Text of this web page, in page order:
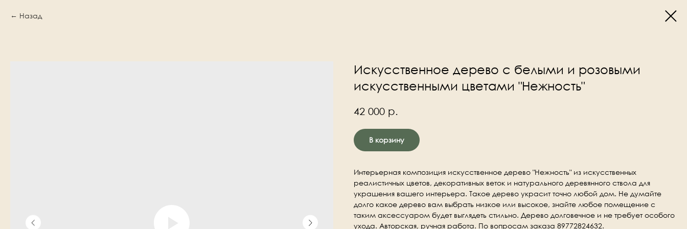
Назад
Искусственное дерево с белыми и розовыми
искусственными цветами "Нежность"
42 000 р.
В корзину
Интерьерная композиция искусственное дерево "Нежность" из искусственных
реалистичных цветов, декоративных веток и натурального деревянного ствола для
украшения вашего интерьера. Такое дерево украсит точно любой дом. Не думайте
долго какое дерево вам выбрать низкое или высокое, знайте любое помещение с
таким аксессуаром будет выглядеть стильно. Дерево долговечное и не требует особого
ухода. Авторская, ручная работа. По вопросам заказа 89772824632.